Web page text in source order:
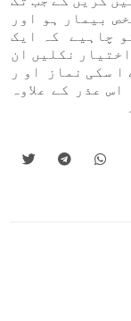
بیمار ہو اور
چاہیے کہ ایک
نکلیں ان
ا سکی نماز او ر
عذر کے علاوہ